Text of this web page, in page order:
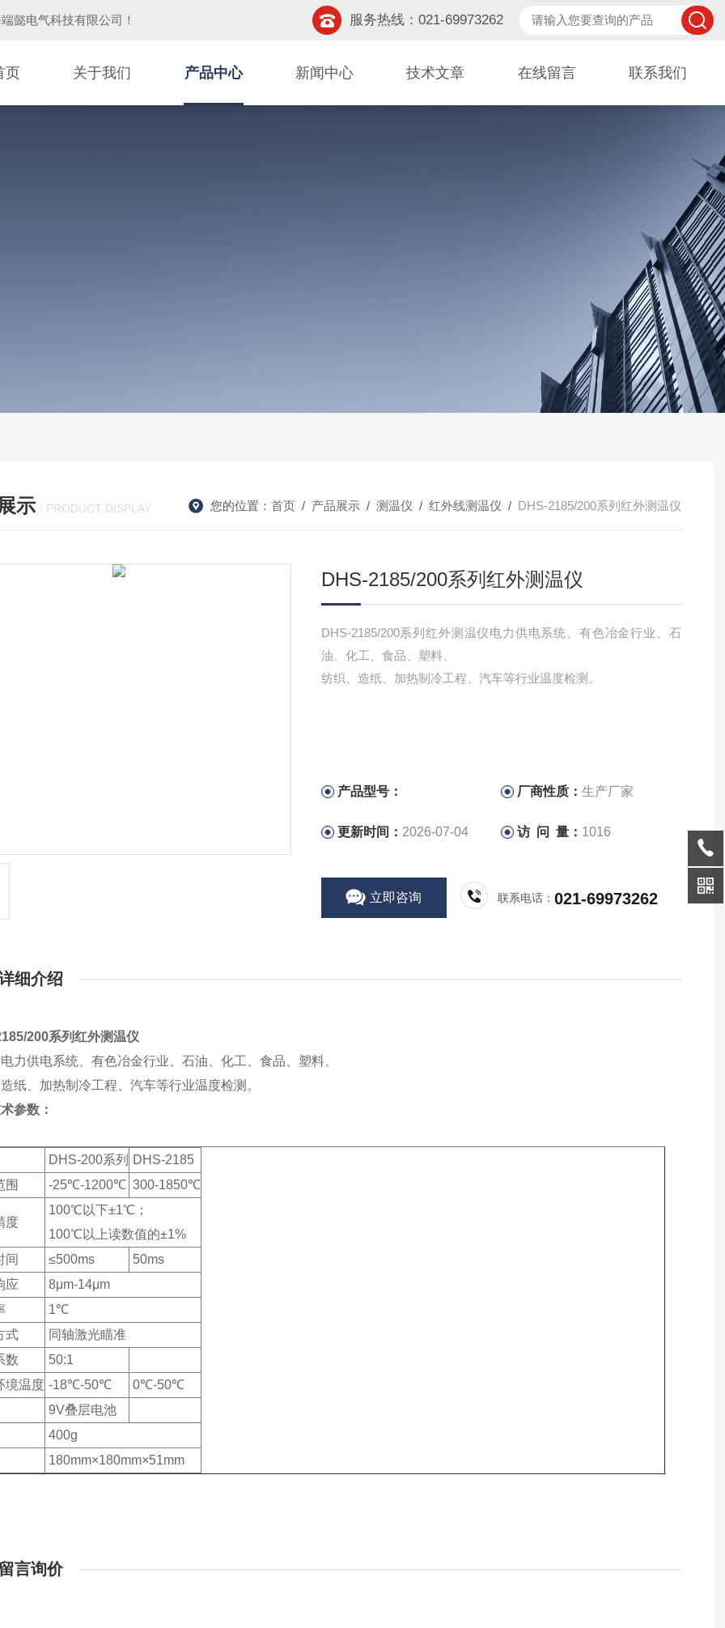
懿电气科技有限公司 ！ 服务热线：021-69973262
页 关于我们 产品中心 新闻中心 技术文章 在线留言 联系我们
示 / PRODUCT DISPLAY 您的位置： 首页 / 产品展示 / 测温仪 / 红外线测温仪 / DHS-2185/200系列红外测温仪
DHS-2185/200系列红外测温仪
DHS-2185/200系列红外测温仪电力供电系统、有色冶金行业、石
油、化工、食品、塑料、
纺织、造纸、加热制冷工程、汽车等行业温度检测。
产品型号： 厂商性质：生产厂家
更新时间： 2026-07-04 访 问 量： 1016
立即咨询 联系电话：021-69973262
细介绍
200系列红外测温仪
电力供电系统、有色冶金行业、石油、化工、食品、塑料、
纸、加热制冷工程、汽车等行业温度检测。
参数：
DHS-200系列
DHS-2185
围
-25℃-1200℃ 300-1850℃
度
100℃以下±1℃；
100℃以上读数值的±1%
间
≤500ms
50ms
应
8μm-14μm
1℃
式
同轴激光瞄准
数
50:1
境温度 -18℃-50℃
0℃-50℃
9V叠层电池
400g
180mm×180mm×51mm
言询价